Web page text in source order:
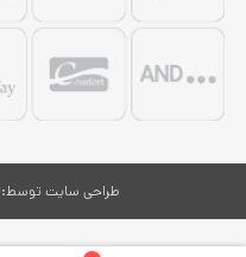
طراحی سایت